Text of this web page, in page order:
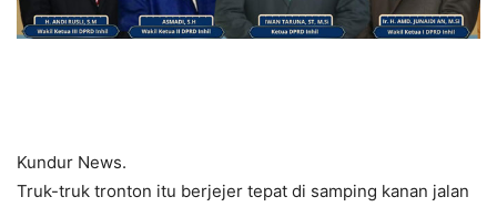
Kundur News.
Truk-truk tronton itu berjejer tepat di samping kanan jalan